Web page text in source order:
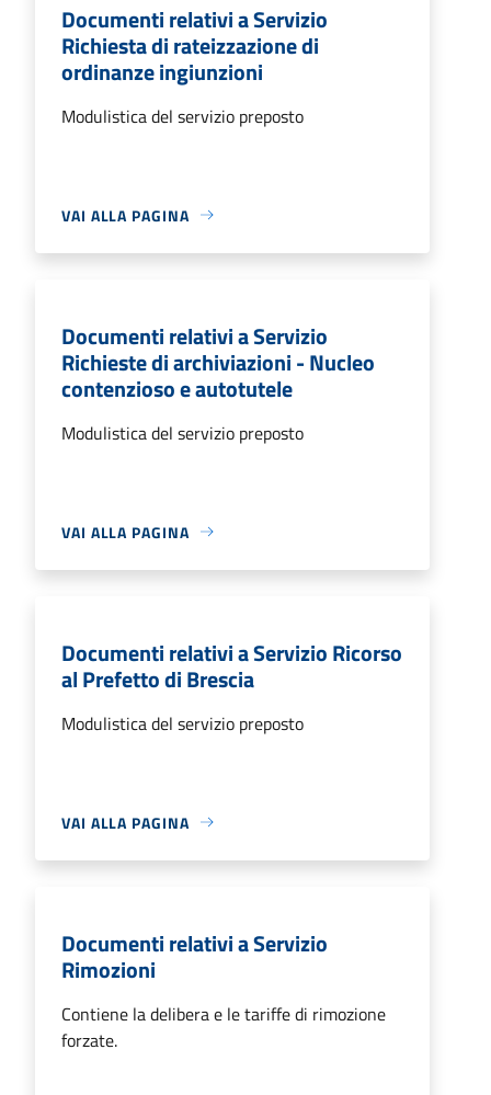
Documenti relativi a Servizio
Richiesta di rateizzazione di
ordinanze ingiunzioni
Modulistica del servizio preposto
VAI ALLA PAGINA
Documenti relativi a Servizio
Richieste di archiviazioni - Nucleo
contenzioso e autotutele
Modulistica del servizio preposto
VAI ALLA PAGINA
Documenti relativi a Servizio Ricorso
al Prefetto di Brescia
Modulistica del servizio preposto
VAI ALLA PAGINA
Documenti relativi a Servizio
Rimozioni
Contiene la delibera e le tariffe di rimozione
forzate.